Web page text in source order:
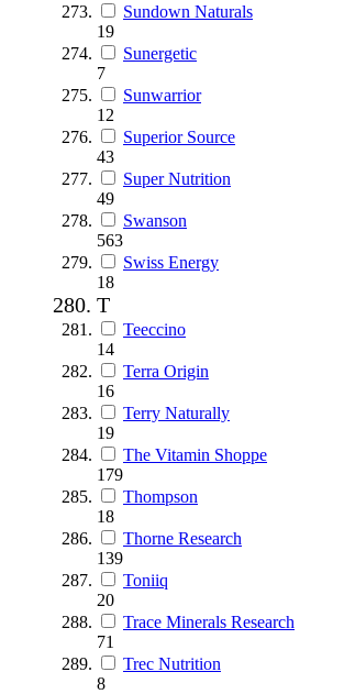
Sundown Naturals
19
Sunergetic
7
Sunwarrior
12
Superior Source
43
Super Nutrition
49
Swanson
563
Swiss Energy
18
T
Teeccino
14
Terra Origin
16
Terry Naturally
19
The Vitamin Shoppe
179
Thompson
18
Thorne Research
139
Toniiq
20
Trace Minerals Research
71
Trec Nutrition
8